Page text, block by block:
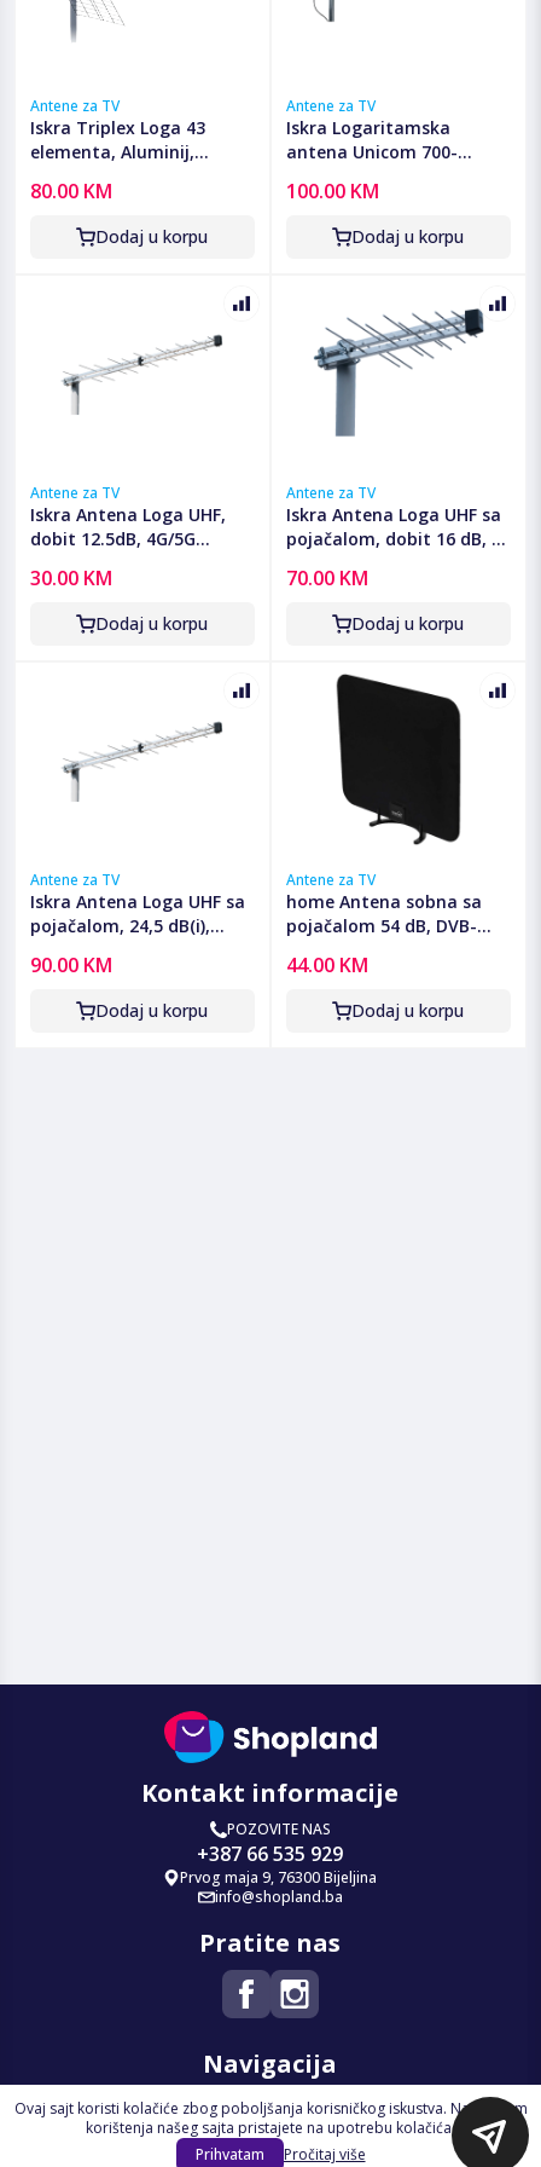
Antene za TV
Iskra Triplex Loga 43
elementa, Aluminij,
TRIPLEX/BOX
80.00 KM
Dodaj u korpu
Antene za TV
Iskra Logaritamska
antena Unicom 700-
L700 UNI SMA
100.00 KM
Dodaj u korpu
Antene za TV
Iskra Antena Loga UHF,
dobit 12.5dB, 4G/5G
2845-7
30.00 KM
Dodaj u korpu
Antene za TV
Iskra Antena Loga UHF sa
pojačalom, dobit 16 dB, F-
70.00 KM
Dodaj u korpu
Antene za TV
Iskra Antena Loga UHF sa
pojačalom, 24,5 dB(i),
DTT/G SET
90.00 KM
Dodaj u korpu
Antene za TV
home Antena sobna sa
pojačalom 54 dB, DVB-
44.00 KM
Dodaj u korpu
Kontakt informacije
POZOVITE NAS
+387 66 535 929
Prvog maja 9, 76300 Bijeljina
info@shopland.ba
Pratite nas
Navigacija
Početna
Na Akciji
Ovaj sajt koristi kolačiće zbog poboljšanja korisničkog iskustva. Nastavkom
korištenja našeg sajta pristajete na upotrebu kolačića.
Prihvatam
Pročitaj više